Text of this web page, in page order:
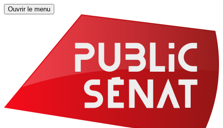
Ouvrir le menu